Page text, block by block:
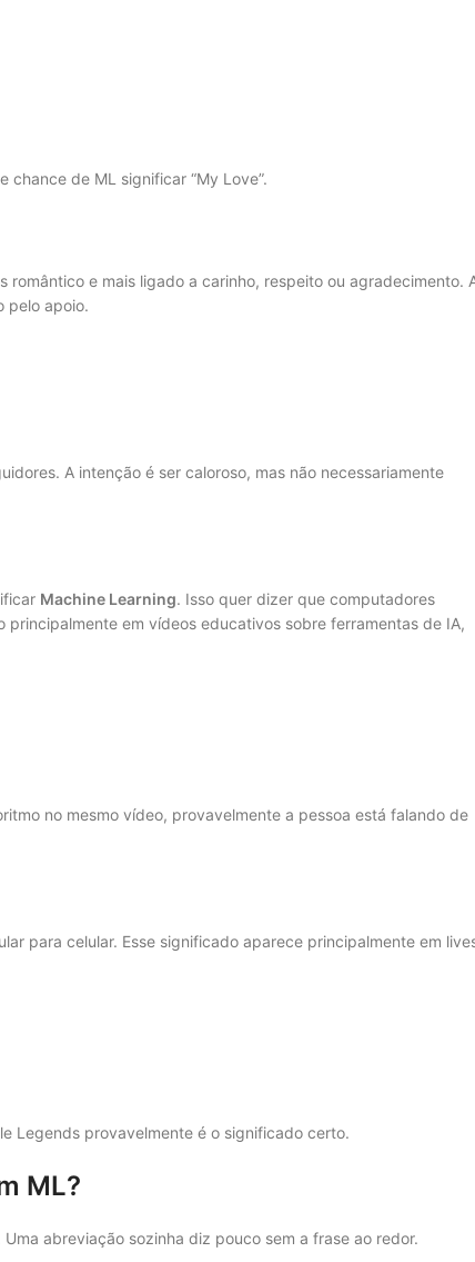
chance de ML significar “My Love”.
romântico e mais ligado a carinho, respeito ou agradecimento.
pelo apoio.
A intenção é ser caloroso, mas não necessariamente
Machine Learning. Isso quer dizer que computadores
em vídeos educativos sobre ferramentas de IA,
no mesmo vídeo, provavelmente a pessoa está falando de
para celular. Esse significado aparece principalmente em
Legends provavelmente é o significado certo.
ML?
abreviação sozinha diz pouco sem a frase ao redor.